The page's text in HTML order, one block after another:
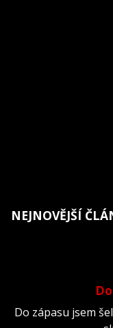
NEJNOVĚJŠÍ
Do zápasu jsem